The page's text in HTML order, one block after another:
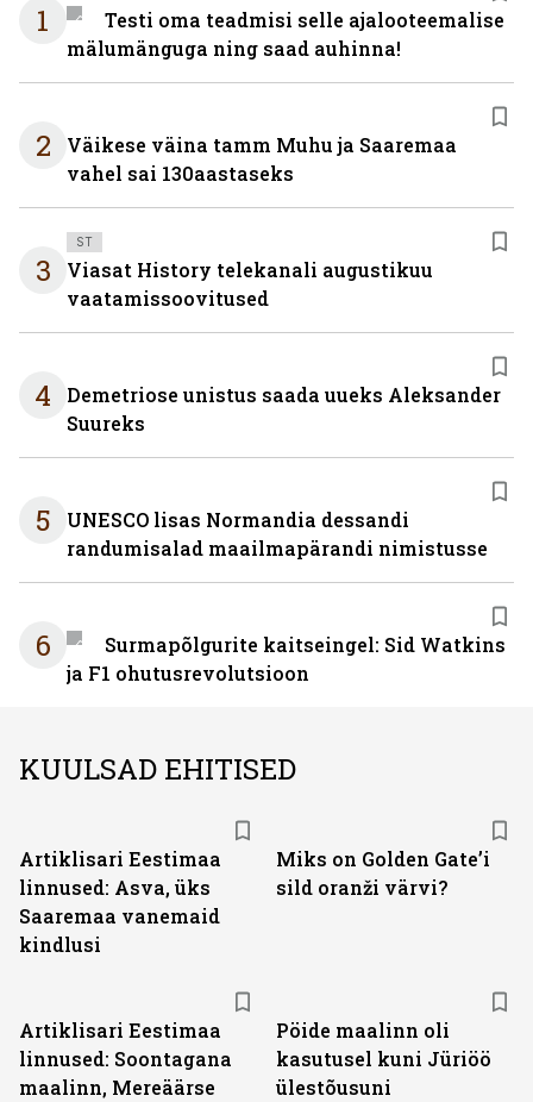
1
Testi oma teadmisi selle ajalooteemalise
mälumänguga ning saad auhinna!
2
Väikese väina tamm Muhu ja Saaremaa
vahel sai 130aastaseks
3
ST
Viasat History telekanali augustikuu
vaatamissoovitused
4
Demetriose unistus saada uueks Aleksander
Suureks
5
UNESCO lisas Normandia dessandi
randumisalad maailmapärandi nimistusse
6
Surmapõlgurite kaitseingel: Sid Watkins
ja F1 ohutusrevolutsioon
KUULSAD EHITISED
Artiklisari Eestimaa
linnused: Asva, üks
Saaremaa vanemaid
kindlusi
Miks on Golden Gate’i
sild oranži värvi?
Artiklisari Eestimaa
linnused: Soontagana
maalinn, Mereäärse
Pöide maalinn oli
kasutusel kuni Jüriöö
ülestõusuni